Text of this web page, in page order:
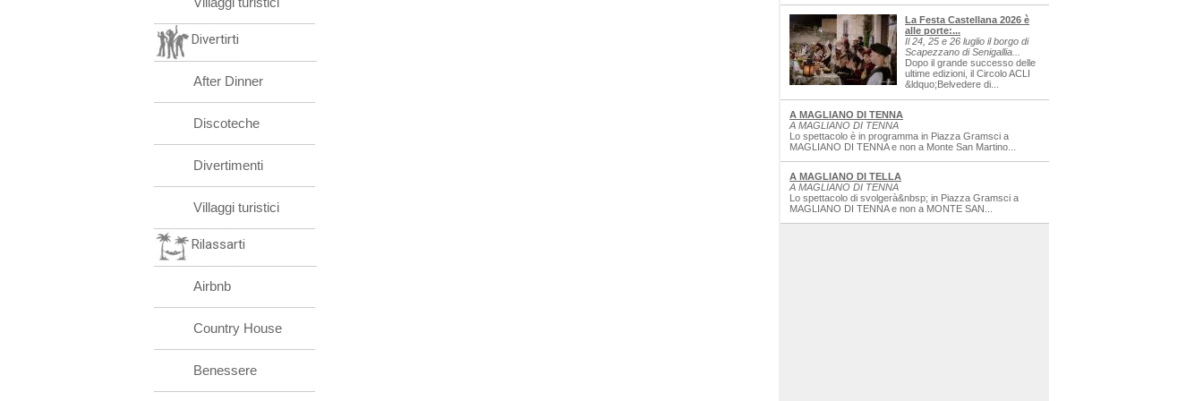
Divertirti
After Dinner
Discoteche
Divertimenti
Villaggi turistici
Rilassarti
Airbnb
Country House
Benessere
La Festa Castellana 2026 è
alle porte:...
Il 24, 25 e 26 luglio il borgo di
Scapezzano di Senigallia...
Dopo il grande successo delle
ultime edizioni, il Circolo ACLI
&ldquo;Belvedere di...
A MAGLIANO DI TENNA
A MAGLIANO DI TENNA
Lo spettacolo è in programma in Piazza Gramsci a
MAGLIANO DI TENNA e non a Monte San Martino...
A MAGLIANO DI TELLA
A MAGLIANO DI TENNA
Lo spettacolo di svolgerà&nbsp; in Piazza Gramsci a
MAGLIANO DI TENNA e non a MONTE SAN...